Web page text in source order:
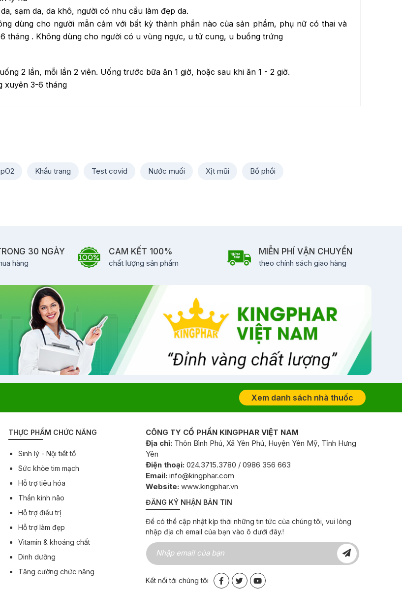
sạm da, da khô, người có nhu cầu làm đẹp da.
dùng cho người mẫn cảm với bất kỳ thành phần nào của sản phẩm, phụ nữ có thai và
tháng . Không dùng cho người có u vùng ngực, u tử cung, u buồng trứng
2 lần, mỗi lần 2 viên. Uống trước bữa ăn 1 giờ, hoặc sau khi ăn 1 - 2 giờ.
xuyên 3-6 tháng
Khẩu trang Test covid Nước muối Xịt mũi Bổ phổi
30 NGÀY
hàng
CAM KẾT 100%
chất lượng sản phẩm
MIỄN PHÍ VẬN CHUYỂN
theo chính sách giao hàng
Xem danh sách nhà thuốc
THỰC PHẨM CHỨC NĂNG
Sinh lý - Nội tiết tố
Sức khỏe tim mạch
Hỗ trợ tiêu hóa
Thần kinh não
Hỗ trợ điều trị
Hỗ trợ làm đẹp
Vitamin & khoáng chất
Dinh dưỡng
Tăng cường chức năng
CÔNG TY CỔ PHẦN KINGPHAR VIỆT NAM
Địa chỉ: Thôn Bình Phú, Xã Yên Phú, Huyện Yên Mỹ, Tỉnh Hưng
Yên
Điện thoại:024.3715.3780 / 0986 356 663
Email: info@kingphar.com
Website:www.kingphar.vn
ĐĂNG KÝ NHẬN BẢN TIN
Để có thể cập nhật kịp thời những tin tức của chúng tôi, vui lòng
nhập địa ch email của bạn vào ô dưới đây.!
Kết nối tới chúng tôi